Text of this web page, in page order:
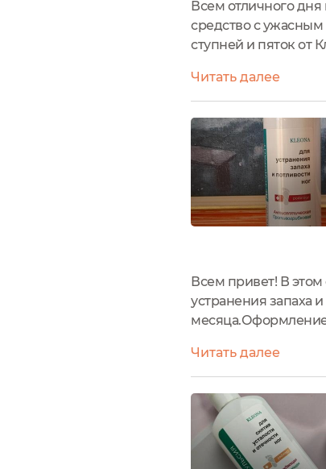
Всем отличного
средство с
ступней и пяток от
масло прямого...
Читать далее
Всем привет! В
устранения запаха
годности и т.д....
Читать далее